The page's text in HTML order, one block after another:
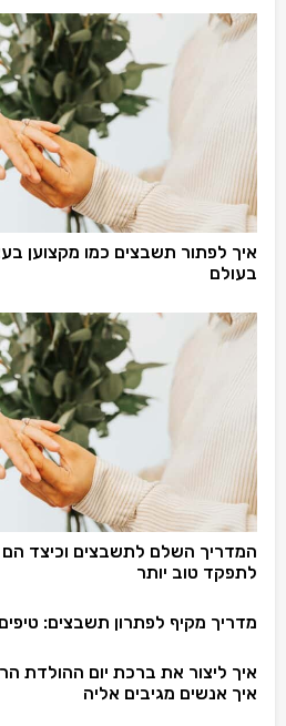
איך לפתור תשבצים כמו מקצוען
בעולם
המדריך השלם לתשבצים וכיצד הם
לתפקד טוב יותר
מדריך מקיף לפתרון תשבצים:
איך ליצור את ברכת יום ההולדת
איך אנשים מגיבים אליה